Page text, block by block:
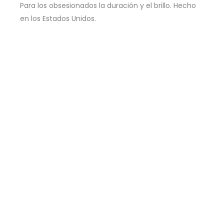
Para los obsesionados la duración y el brillo. Hecho
en los Estados Unidos.